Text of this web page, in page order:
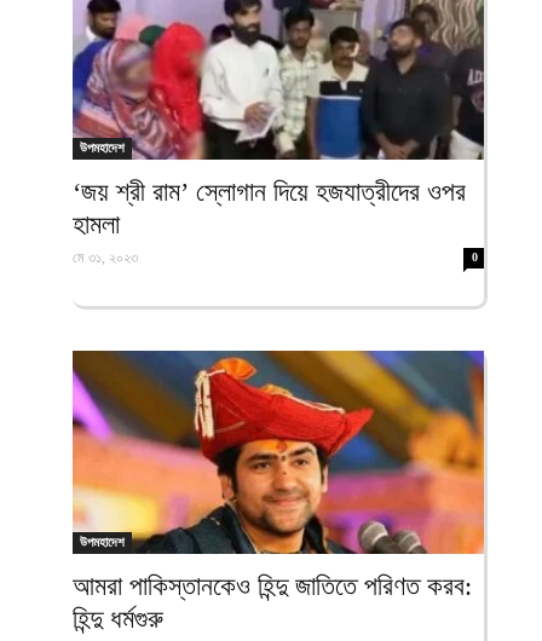
উপমহাদেশ
‘জয় শ্রী রাম’ স্লোগান দিয়ে হজযাত্রীদের ওপর
হামলা
মে ৩১, ২০২৩ 0
উপমহাদেশ
আমরা পাকিস্তানকেও হিন্দু জাতিতে পরিণত করব:
হিন্দু ধর্মগুরু